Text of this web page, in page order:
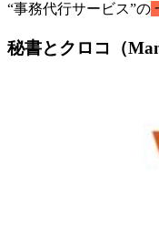
“事務代行サービス”の
秘書とクロコ（